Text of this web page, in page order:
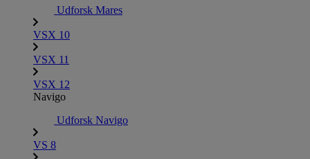
Udforsk Mares
VSX 10
VSX 11
VSX 12
Navigo
Udforsk Navigo
VS 8